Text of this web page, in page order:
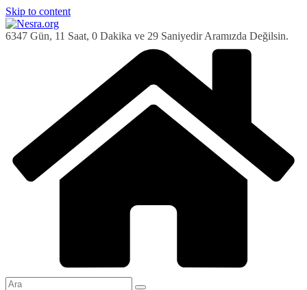
Skip to content
6347 Gün, 11 Saat, 0 Dakika ve 30 Saniyedir Aramızda Değilsin.